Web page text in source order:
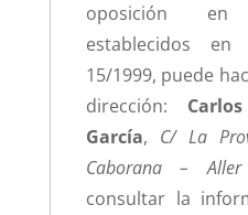
oposición
establecidos
15/1999, puede
dirección:
García, C/ La
Caborana – Aller
consultar la